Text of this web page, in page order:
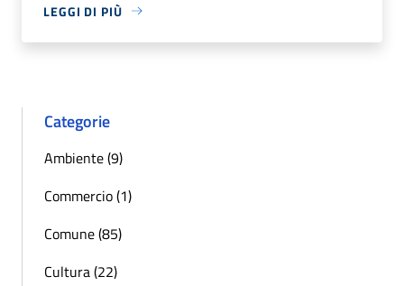
LEGGI DI PIÙ
Categorie
Ambiente (9)
Commercio (1)
Comune (85)
Cultura (22)